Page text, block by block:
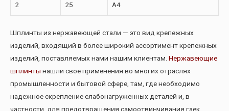
2 25 A4
Шплинты из нержавеющей стали — это вид крепежных
изделий, входящий в более широкий ассортимент крепежных
изделий, поставляемых нами нашим клиентам. Нержавеющие
шплинты нашли свое применения во многих отраслях
промышленности и бытовой сфере, там, где необходимо
надежное скрепление слабонагруженных деталей и, в
частности, для предотвращения самоотвинчивания гаек.